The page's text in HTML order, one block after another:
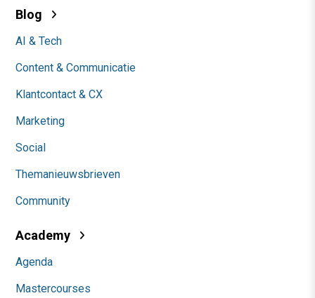
Blog
AI & Tech
Content & Communicatie
Klantcontact & CX
Marketing
Social
Themanieuwsbrieven
Community
Academy
Agenda
Mastercourses